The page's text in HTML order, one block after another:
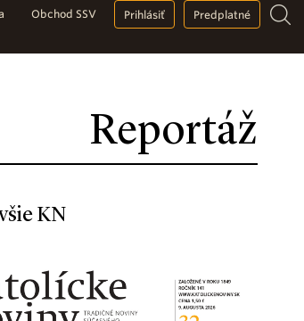
Reportáž
Obchod SSV Prihlásiť Predplatné
KN